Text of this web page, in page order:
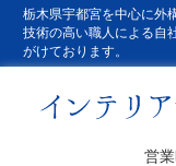
栃木県宇都宮を中心に外
技術の高い職人による自
がけております。
営